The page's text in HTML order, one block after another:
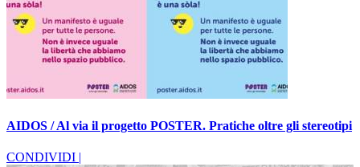
AIDOS / Al via il progetto POSTER. Pratiche oltre gli stereotipi
CONDIVIDI |